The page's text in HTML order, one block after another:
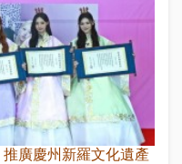
廣慶州新羅文化遺產